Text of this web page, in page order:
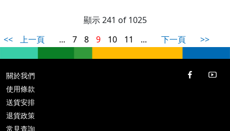
顯示 241 of 1025
<<
上一頁 ... 7 8 9 10 11 ... 下一頁 >>
關於我們
使用條款
送貨安排
退貨政策
常見查詢